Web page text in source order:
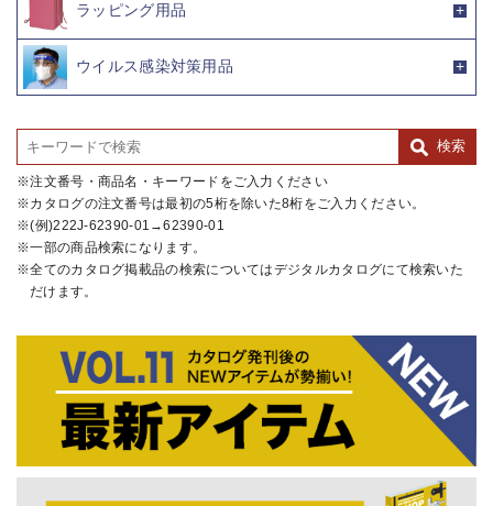
ラッピング用品
ウイルス感染対策用品
注文番号・商品名・キーワードをご入力ください
カタログの注文番号は最初の5桁を除いた8桁をご入力ください。
(例)222J-62390-01→62390-01
一部の商品検索になります。
全てのカタログ掲載品の検索についてはデジタルカタログにて検索いた
だけます。